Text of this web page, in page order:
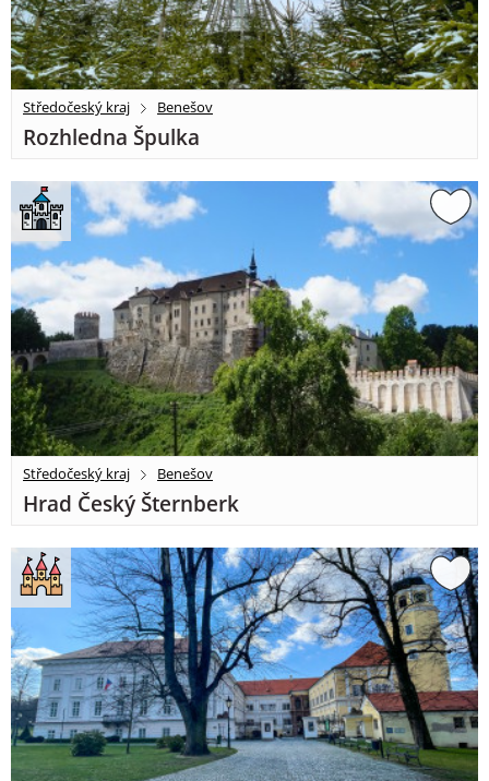
Středočeský kraj Benešov
Rozhledna Špulka
Středočeský kraj Benešov
Hrad Český Šternberk